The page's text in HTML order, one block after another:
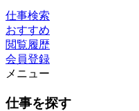
仕事検索
おすすめ
閲覧履歴
会員登録
メニュー
仕事を探す